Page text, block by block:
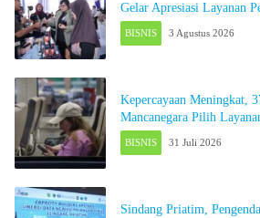
Gelar Apresiasi Layanan
BISNIS 3 Agustus 2026
Kepercayaan Meningkat,
Mancanegara Pilih
BISNIS 31 Juli 2026
Sindang Priatim,